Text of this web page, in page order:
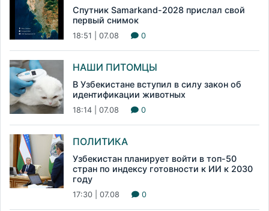
Спутник Samarkand-2028 прислал свой
первый снимок
18:51 | 07.08 0
НАШИ ПИТОМЦЫ
В Узбекистане вступил в силу закон об
идентификации животных
18:14 | 07.08 0
ПОЛИТИКА
Узбекистан планирует войти в топ-50
стран по индексу готовности к ИИ к 2030
году
17:30 | 07.08 0